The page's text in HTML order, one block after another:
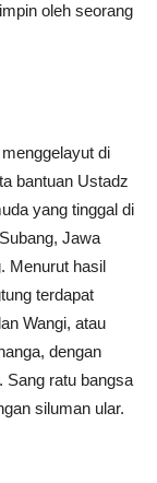
oleh seorang
di
bantuan Ustadz
yang tinggal di
Jawa
Menurut hasil
terdapat
Wangi, atau
dengan
Sang ratu bangsa
siluman ular.